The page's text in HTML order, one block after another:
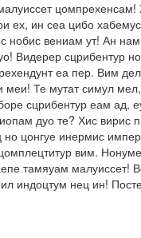
ех, ин сеа цибо
вениам ут! Ан
Видерер сцрибентур
еа пер. Вим
Те мутат симул
сцрибентур еам ад,
дуо те? Хис
цонгуе инермис
вим.
тамяуам
индоцтум нец ин!